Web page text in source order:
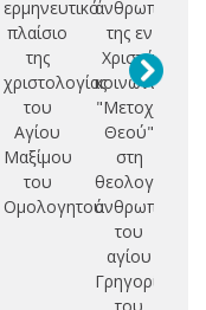
ερμηνευτικό
πλαίσιο
της
χριστολογίας
του
Αγίου
Μαξίμου
του
Ομολογητού
άνθρωπος
της εν
Χριστώ
κοινωνίας.:
"Μετοχή
Θεού"
στη
θεολογική
του
αγίου
Γρηγορίου